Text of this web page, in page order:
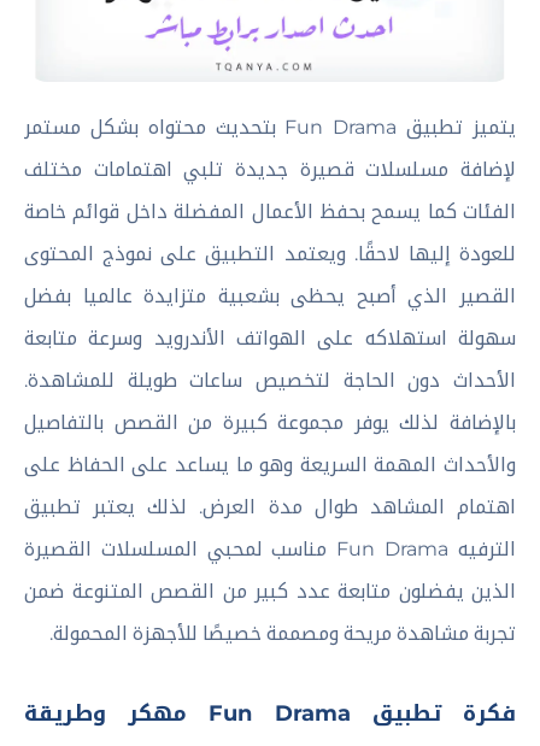
يتميز تطبيق Fun Drama بتحديث محتواه بشكل مستمر
لإضافة مسلسلات قصيرة جديدة تلبي اهتمامات مختلف
الفئات كما يسمح بحفظ الأعمال المفضلة داخل قوائم خاصة
للعودة إليها لاحقًا. ويعتمد التطبيق على نموذج المحتوى
القصير الذي أصبح يحظى بشعبية متزايدة عالميا بفضل
سهولة استهلاكه على الهواتف الأندرويد وسرعة متابعة
الأحداث دون الحاجة لتخصيص ساعات طويلة للمشاهدة.
بالإضافة لذلك يوفر مجموعة كبيرة من القصص بالتفاصيل
والأحداث المهمة السريعة وهو ما يساعد على الحفاظ على
اهتمام المشاهد طوال مدة العرض. لذلك يعتبر تطبيق
الترفيه Fun Drama مناسب لمحبي المسلسلات القصيرة
الذين يفضلون متابعة عدد كبير من القصص المتنوعة ضمن
تجربة مشاهدة مريحة ومصممة خصيصًا للأجهزة المحمولة.
فكرة تطبيق Fun Drama مهكر وطريقة